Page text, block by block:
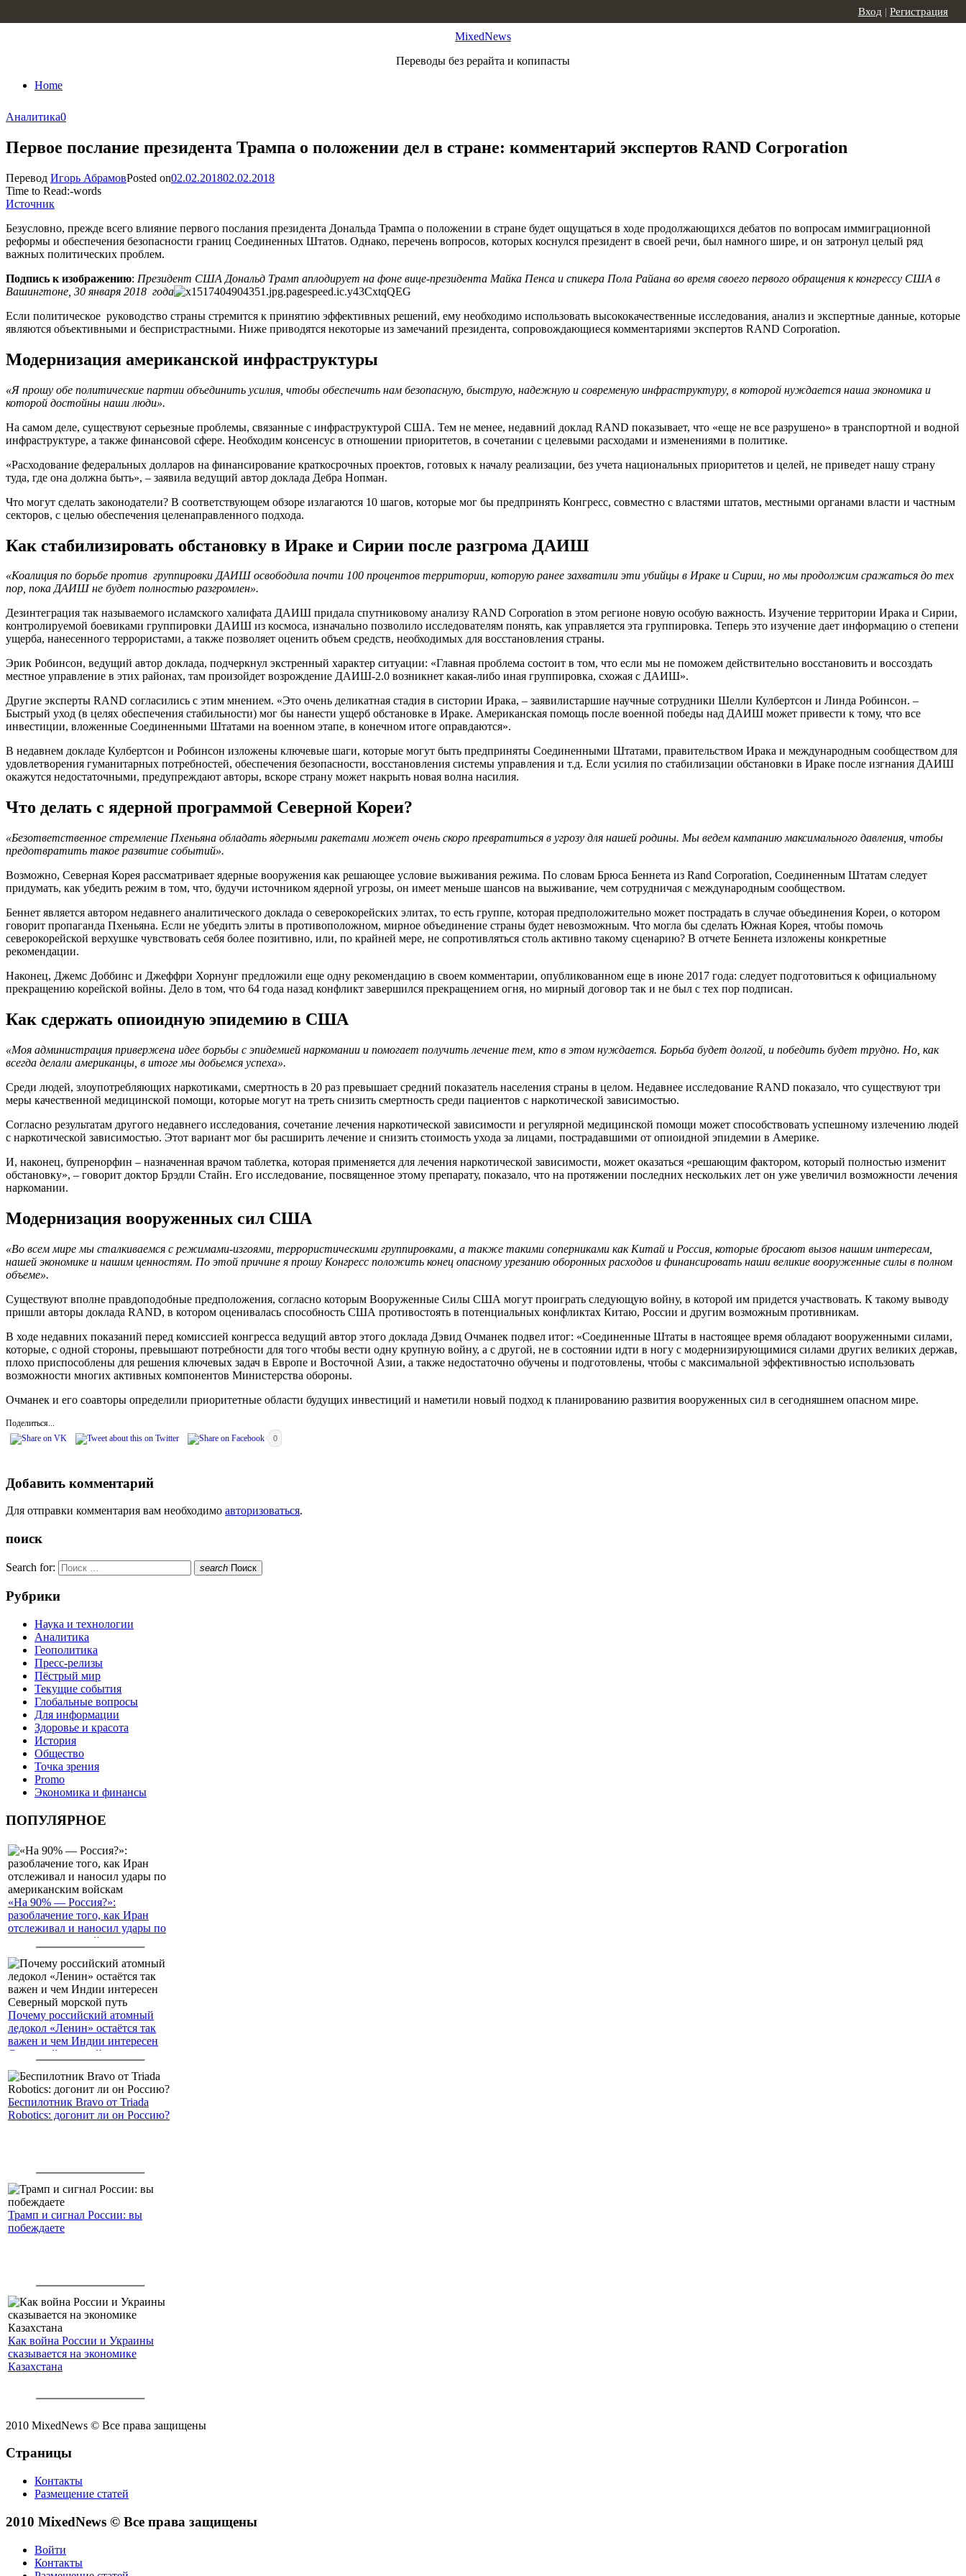
MixedNews
Переводы без рерайта и копипасты
Home
Вход | Регистрация
Аналитика0
Первое послание президента Трампа о положении дел в стране: комментарий экспертов RAND Corporation
Перевод Игорь АбрамовPosted on02.02.201802.02.2018
Time to Read:-words
Источник
Безусловно, прежде всего влияние первого послания президента Дональда Трампа о положении в стране будет ощущаться в ходе продолжающихся дебатов по вопросам иммиграционной
реформы и обеспечения безопасности границ Соединенных Штатов. Однако, перечень вопросов, которых коснулся президент в своей речи, был намного шире, и он затронул целый ряд
важных политических проблем.
Подпись к изображению: Президент США Дональд Трамп аплодирует на фоне вице-президента Майка Пенса и спикера Пола Райана во время своего первого обращения к конгрессу США в
Вашингтоне, 30 января 2018 года
Если политическое руководство страны стремится к принятию эффективных решений, ему необходимо использовать высококачественные исследования, анализ и экспертные данные, которые
являются объективными и беспристрастными. Ниже приводятся некоторые из замечаний президента, сопровождающиеся комментариями экспертов RAND Corporation.
Модернизация американской инфраструктуры
«Я прошу обе политические партии объединить усилия, чтобы обеспечить нам безопасную, быструю, надежную и современую инфраструктуру, в которой нуждается наша экономика и
которой достойны наши люди».
На самом деле, существуют серьезные проблемы, связанные с инфраструктурой США. Тем не менее, недавний доклад RAND показывает, что «еще не все разрушено» в транспортной и водной
инфраструктуре, а также финансовой сфере. Необходим консенсус в отношении приоритетов, в сочетании с целевыми расходами и изменениями в политике.
«Расходование федеральных долларов на финансирование краткосрочных проектов, готовых к началу реализации, без учета национальных приоритетов и целей, не приведет нашу страну
туда, где она должна быть», – заявила ведущий автор доклада Дебра Нопман.
Что могут сделать законодатели? В соответствующем обзоре излагаются 10 шагов, которые мог бы предпринять Конгресс, совместно с властями штатов, местными органами власти и частным
секторов, с целью обеспечения целенаправленного подхода.
Как стабилизировать обстановку в Ираке и Сирии после разгрома ДАИШ
«Коалиция по борьбе против группировки ДАИШ освободила почти 100 процентов территории, которую ранее захватили эти убийцы в Ираке и Сирии, но мы продолжим сражаться до тех
пор, пока ДАИШ не будет полностью разгромлен».
Дезинтеграция так называемого исламского халифата ДАИШ придала спутниковому анализу RAND Corporation в этом регионе новую особую важность. Изучение территории Ирака и Сирии,
контролируемой боевиками группировки ДАИШ из космоса, изначально позволило исследователям понять, как управляется эта группировка. Теперь это изучение дает информацию о степени
ущерба, нанесенного террористами, а также позволяет оценить объем средств, необходимых для восстановления страны.
Эрик Робинсон, ведущий автор доклада, подчеркнул экстренный характер ситуации: «Главная проблема состоит в том, что если мы не поможем действительно восстановить и воссоздать
местное управление в этих районах, там произойдет возрождение ДАИШ-2.0 возникнет какая-либо иная группировка, схожая с ДАИШ».
Другие эксперты RAND cогласились с этим мнением. «Это очень деликатная стадия в систории Ирака, – заявилистаршие научные сотрудники Шелли Кулбертсон и Линда Робинсон. –
Быстрый уход (в целях обеспечения стабильности) мог бы нанести ущерб обстановке в Ираке. Американская помощь после военной победы над ДАИШ может привести к тому, что все
инвестиции, вложенные Соединенными Штатами на военном этапе, в конечном итоге оправдаются».
В недавнем докладе Кулбертсон и Робинсон изложены ключевые шаги, которые могут быть предприняты Соединенными Штатами, правительством Ирака и международным сообществом для
удовлетворения гуманитарных потребностей, обеспечения безопасности, восстановления системы управления и т.д. Если усилия по стабилизации обстановки в Ираке после изгнания ДАИШ
окажутся недостаточными, предупреждают авторы, вскоре страну может накрыть новая волна насилия.
Что делать с ядерной программой Северной Кореи?
«Безответственное стремление Пхеньяна обладать ядерными ракетами может очень скоро превратиться в угрозу для нашей родины. Мы ведем кампанию максимального давления, чтобы
предотвратить такое развитие событий».
Возможно, Северная Корея рассматривает ядерные вооружения как решающее условие выживания режима. По словам Брюса Беннета из Rand Corporation, Соединенным Штатам следует
придумать, как убедить режим в том, что, будучи источником ядерной угрозы, он имеет меньше шансов на выживание, чем сотрудничая с международным сообществом.
Беннет является автором недавнего аналитического доклада о северокорейских элитах, то есть группе, которая предположительно может пострадать в случае объединения Кореи, о котором
говорит пропаганда Пхеньяна. Если не убедить элиты в противоположном, мирное объединение страны будет невозможным. Что могла бы сделать Южная Корея, чтобы помочь
северокорейской верхушке чувствовать себя более позитивно, или, по крайней мере, не сопротивляться столь активно такому сценарию? В отчете Беннета изложены конкретные
рекомендации.
Наконец, Джемс Доббинс и Джеффри Хорнунг предложили еще одну рекомендацию в своем комментарии, опубликованном еще в июне 2017 года: следует подготовиться к официальному
прекращению корейской войны. Дело в том, что 64 года назад конфликт завершился прекращением огня, но мирный договор так и не был с тех пор подписан.
Как сдержать опиоидную эпидемию в США
«Моя администрация привержена идее борьбы с эпидемией наркомании и помогает получить лечение тем, кто в этом нуждается. Борьба будет долгой, и победить будет трудно. Но, как
всегда делали американцы, в итоге мы добьемся успеха».
Среди людей, злоупотребляющих наркотиками, смертность в 20 раз превышает средний показатель населения страны в целом. Недавнее исследование RAND показало, что существуют три
меры качественной медицинской помощи, которые могут на треть снизить смертность среди пациентов с наркотической зависимостью.
Согласно результатам другого недавнего исследования, сочетание лечения наркотической зависимости и регулярной медицинской помощи может способствовать успешному излечению людей
с наркотической зависимостью. Этот вариант мог бы расширить лечение и снизить стоимость ухода за лицами, пострадавшими от опиоидной эпидемии в Америке.
И, наконец, бупренорфин – назначенная врачом таблетка, которая применяется для лечения наркотической зависимости, может оказаться «решающим фактором, который полностью изменит
обстановку», – говорит доктор Брэдли Стайн. Его исследование, посвященное этому препарату, показало, что на протяжении последних нескольких лет он уже увеличил возможности лечения
наркомании.
Модернизация вооруженных сил США
«Во всем мире мы сталкиваемся с режимами-изгоями, террористическими группировками, а также такими соперниками как Китай и Россия, которые бросают вызов нашим интересам,
нашей экономике и нашим ценностям. По этой причине я прошу Конгресс положить конец опасному урезанию оборонных расходов и финансировать наши великие вооруженные силы в полном
объеме».
Существуют вполне правдоподобные предположения, согласно которым Вооруженные Силы США могут проиграть следующую войну, в которой им придется участвовать. К такому выводу
пришли авторы доклада RAND, в котором оценивалась способность США противостоять в потенциальных конфликтах Китаю, России и другим возможным противникам.
В ходе недавних показаний перед комиссией конгресса ведущий автор этого доклада Дэвид Очманек подвел итог: «Соединенные Штаты в настоящее время обладают вооруженными силами,
которые, с одной стороны, превышают потребности для того чтобы вести одну крупную войну, а с другой, не в состоянии идти в ногу с модернизирующимися силами других великих держав,
плохо приспособлены для решения ключевых задач в Европе и Восточной Азии, а также недостаточно обучены и подготовлены, чтобы с максимальной эффективностью использовать
возможности многих активных компонентов Министерства обороны.
Очманек и его соавторы определили приоритетные области будущих инвестиций и наметили новый подход к планированию развития вооруженных сил в сегодняшнем опасном мире.
Поделиться...
0
Добавить комментарий
Для отправки комментария вам необходимо авторизоваться.
поиск
Search for: search Поиск
Рубрики
Наука и технологии
Аналитика
Геополитика
Пресс-релизы
Пёстрый мир
Текущие события
Глобальные вопросы
Для информации
Здоровье и красота
История
Общество
Точка зрения
Promo
Экономика и финансы
ПОПУЛЯРНОЕ
«На 90% — Россия?»:
разоблачение того, как Иран
отслеживал и наносил удары по
американским войскам
Почему российский атомный
ледокол «Ленин» остаётся так
важен и чем Индии интересен
Северный морской путь
Беспилотник Bravo от Triada
Robotics: догонит ли он Россию?
Трамп и сигнал России: вы
побеждаете
Как война России и Украины
сказывается на экономике
Казахстана
2010 MixedNews © Все права защищены
Страницы
Контакты
Размещение статей
2010 MixedNews © Все права защищены
Войти
Контакты